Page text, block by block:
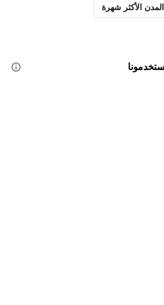
المدن الأكثر شهرة